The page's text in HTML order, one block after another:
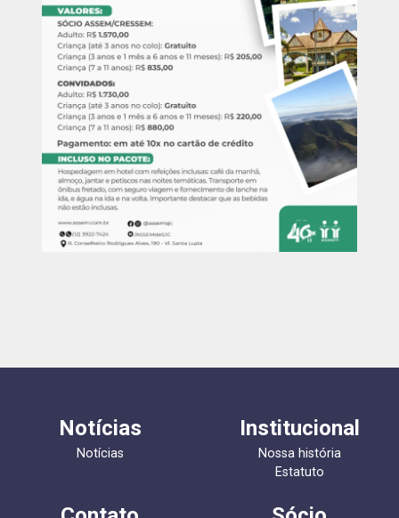
Notícias
Notícias
Institucional
Nossa história
Estatuto